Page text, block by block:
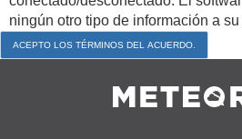
ningún otro tipo de información a su